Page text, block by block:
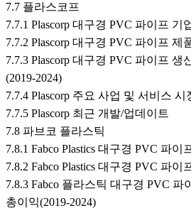
7.7 플라스코프
7.7.1 Plascorp 대구경 PVC 파이프 기
7.7.2 Plascorp 대구경 PVC 파이프 제
7.7.3 Plascorp 대구경 PVC 파이프 생
(2019-2024)
7.7.4 Plascorp 주요 사업 및 서비스 시
7.7.5 Plascorp 최근 개발/업데이트
7.8 파브코 플라스틱
7.8.1 Fabco Plastics 대구경 PVC 파이
7.8.2 Fabco Plastics 대구경 PVC 파이
7.8.3 Fabco 플라스틱 대구경 PVC 파
총이익(2019-2024)